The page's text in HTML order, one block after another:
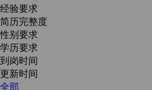
经验要求
简历完整度
性别要求
学历要求
到岗时间
更新时间
全部